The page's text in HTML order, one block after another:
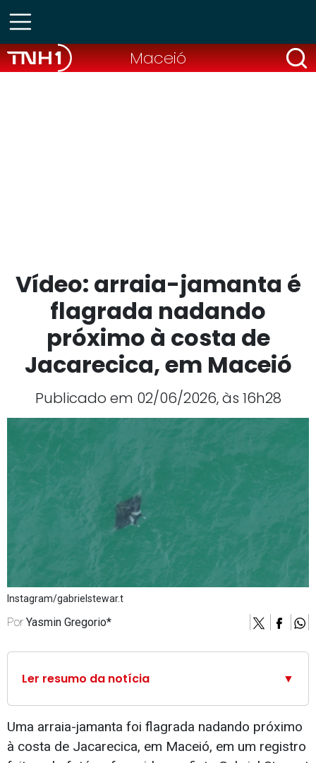
Maceió
Vídeo: arraia-jamanta é
flagrada nadando
próximo à costa de
Jacarecica, em Maceió
Publicado em 02/06/2026, às 16h28
Instagram/gabrielstewar.t
Por Yasmin Gregorio*
Ler resumo da notícia ▼
Uma arraia-jamanta foi flagrada nadando próximo
à costa de Jacarecica, em Maceió, em um registro